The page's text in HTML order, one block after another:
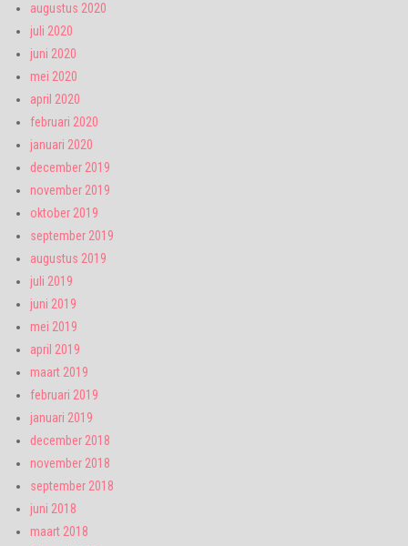
augustus 2020
juli 2020
juni 2020
mei 2020
april 2020
februari 2020
januari 2020
december 2019
november 2019
oktober 2019
september 2019
augustus 2019
juli 2019
juni 2019
mei 2019
april 2019
maart 2019
februari 2019
januari 2019
december 2018
november 2018
september 2018
juni 2018
maart 2018